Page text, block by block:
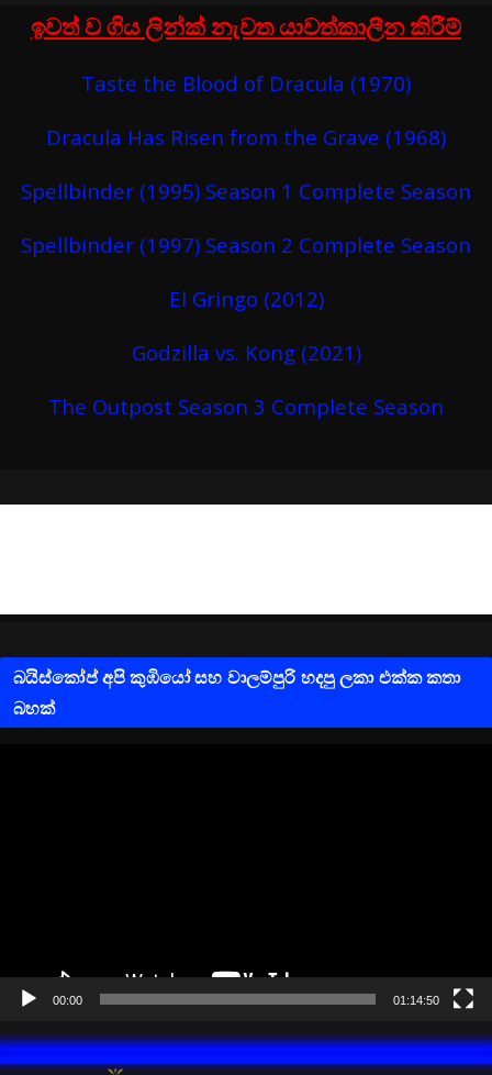
ඉවත් ව ගිය ලින්ක් නැවත යාවත්කාලීන කිරීම්
Taste the Blood of Dracula (1970)
Dracula Has Risen from the Grave (1968)
Spellbinder (1995) Season 1 Complete Season
Spellbinder (1997) Season 2 Complete Season
El Gringo (2012)
Godzilla vs. Kong (2021)
The Outpost Season 3 Complete Season
බයිස්කෝප් අපි කුඹියෝ සහ වාලම්පුරි හදපු ලකා එක්ක කතා
බහක්
y
r
00:00 01:14:50